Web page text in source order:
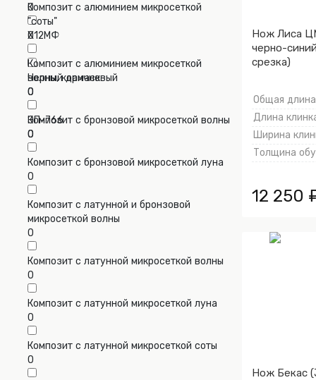
0
Х12МФ
0
Черный дамаск
0
ЭП-766
0
Композит с алюминием микросеткой
"соты"
0
Композит с алюминием микросеткой
волны, коричневый
0
Композит с бронзовой микросеткой волны
0
Композит с бронзовой микросеткой луна
0
Композит с латунной и бронзовой
микросеткой волны
0
Композит с латунной микросеткой волны
0
Композит с латунной микросеткой луна
0
Композит с латунной микросеткой соты
0
Нож Лиса
черно-
срезка)
Общая
Длина
Ширина
Толщина
12 250
Нож Бекас